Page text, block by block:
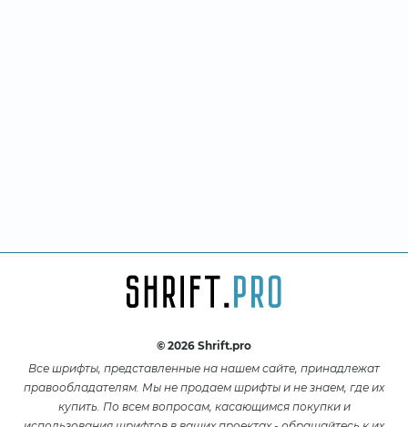
© 2026 Shrift.pro
Все шрифты, представленные на нашем сайте, принадлежат
правообладателям. Мы не продаем шрифты и не знаем, где их
купить. По всем вопросам, касающимся покупки и